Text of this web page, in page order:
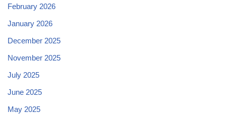
February 2026
January 2026
December 2025
November 2025
July 2025
June 2025
May 2025